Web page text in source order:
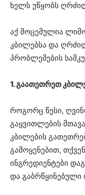
ხელს უწყობს
აქ მოცემულია
კბილებსა და
პრობლემების
1. გაათეთრეთ
როგორც წესი,
გაყვითლების
კბილების
გამოყენებით,
ინგრედიენტები
და გაბრწყინებული